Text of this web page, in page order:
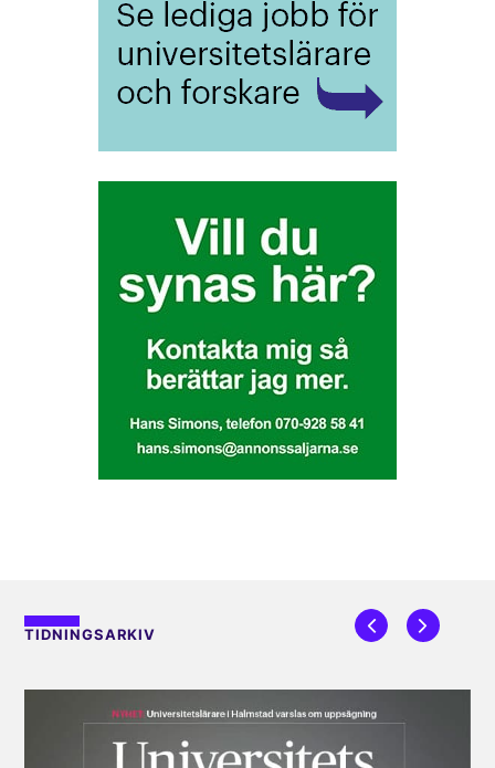
TIDNINGSARKIV